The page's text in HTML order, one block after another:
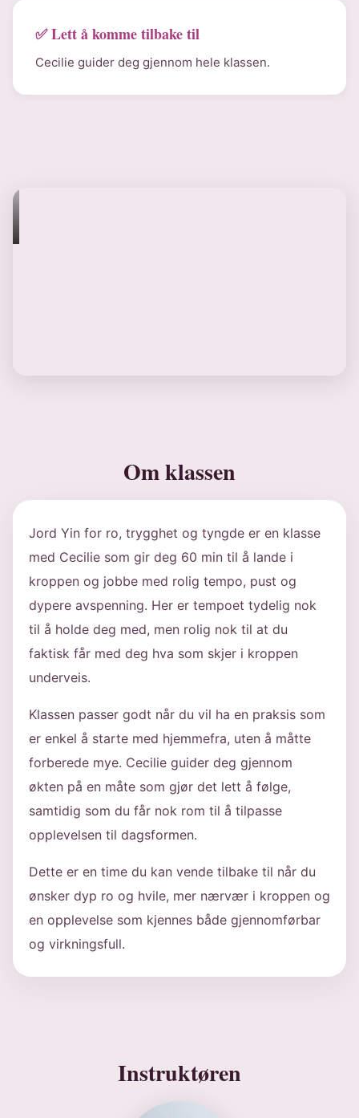
✅ Lett å komme tilbake til
Cecilie guider deg gjennom hele klassen.
Om klassen
Jord Yin for ro, trygghet og tyngde er en klasse
med Cecilie som gir deg 60 min til å lande i
kroppen og jobbe med rolig tempo, pust og
dypere avspenning. Her er tempoet tydelig nok
til å holde deg med, men rolig nok til at du
faktisk får med deg hva som skjer i kroppen
underveis.
Klassen passer godt når du vil ha en praksis som
er enkel å starte med hjemmefra, uten å måtte
forberede mye. Cecilie guider deg gjennom
økten på en måte som gjør det lett å følge,
samtidig som du får nok rom til å tilpasse
opplevelsen til dagsformen.
Dette er en time du kan vende tilbake til når du
ønsker dyp ro og hvile, mer nærvær i kroppen og
en opplevelse som kjennes både gjennomførbar
og virkningsfull.
Instruktøren